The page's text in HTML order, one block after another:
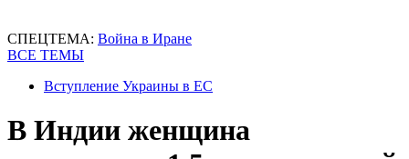
СПЕЦТЕМА: Война в Иране
ВСЕ ТЕМЫ
Вступление Украины в ЕС
В Индии женщина